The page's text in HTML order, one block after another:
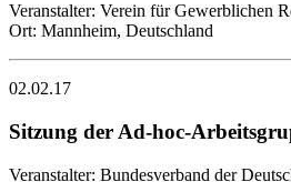
Veranstalter: Verein für Gewerblichen
Ort: Mannheim, Deutschland
02.02.17
Sitzung der Ad-hoc-
Veranstalter: Bundesverband der